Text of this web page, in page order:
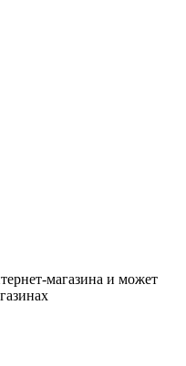
магазина и может